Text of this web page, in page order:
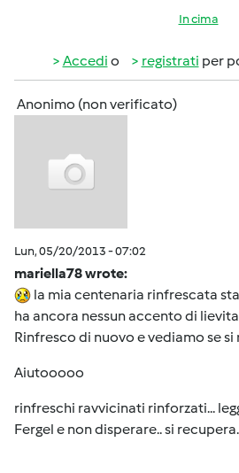
In cima
Accedi o registrati per
Anonimo (non verificato)
Lun, 05/20/2013 - 07:02
mariella78 wrote:
la mia centenaria rinfrescata
ha ancora nessun accento di
Rinfresco di nuovo e vediamo se si
Aiutooooo
rinfreschi ravvicinati rinforzati...
Fergel e non disperare.. si